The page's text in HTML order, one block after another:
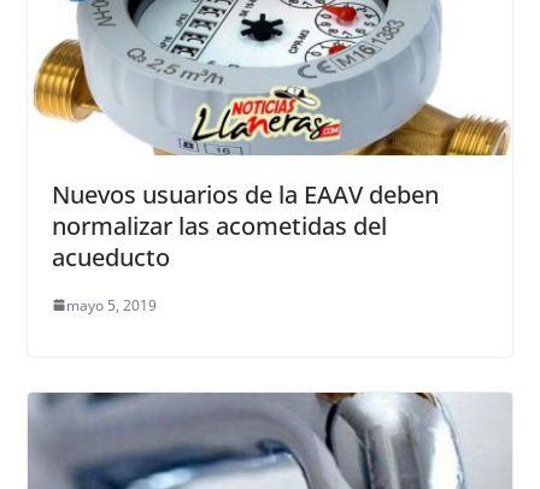
Nuevos usuarios de la EAAV deben
normalizar las acometidas del
acueducto
mayo 5, 2019